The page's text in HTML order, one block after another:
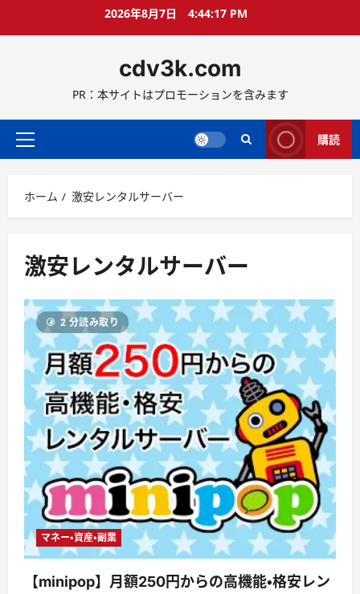
ス
ッ
2026年8月7日 4:44:17 PM
cdv3k.com
PR：本サイトはプロモーションを含みます
メ
メ
ニ
ー
購読
ホーム 激安レンタルサーバー
激安レンタルサーバー
2 分読み取り
マネー・資産・副業
【minipop】月額250円からの高機能・格安レン